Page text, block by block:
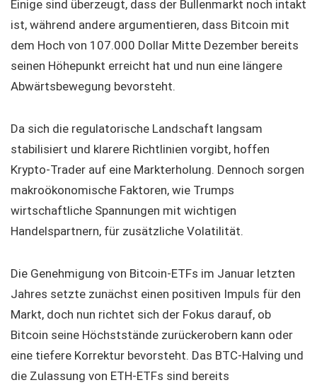
Einige sind überzeugt, dass der Bullenmarkt noch intakt
ist, während andere argumentieren, dass Bitcoin mit
dem Hoch von 107.000 Dollar Mitte Dezember bereits
seinen Höhepunkt erreicht hat und nun eine längere
Abwärtsbewegung bevorsteht.
Da sich die regulatorische Landschaft langsam
stabilisiert und klarere Richtlinien vorgibt, hoffen
Krypto-Trader auf eine Markterholung. Dennoch sorgen
makroökonomische Faktoren, wie Trumps
wirtschaftliche Spannungen mit wichtigen
Handelspartnern, für zusätzliche Volatilität.
Die Genehmigung von Bitcoin-ETFs im Januar letzten
Jahres setzte zunächst einen positiven Impuls für den
Markt, doch nun richtet sich der Fokus darauf, ob
Bitcoin seine Höchststände zurückerobern kann oder
eine tiefere Korrektur bevorsteht. Das BTC-Halving und
die Zulassung von ETH-ETFs sind bereits